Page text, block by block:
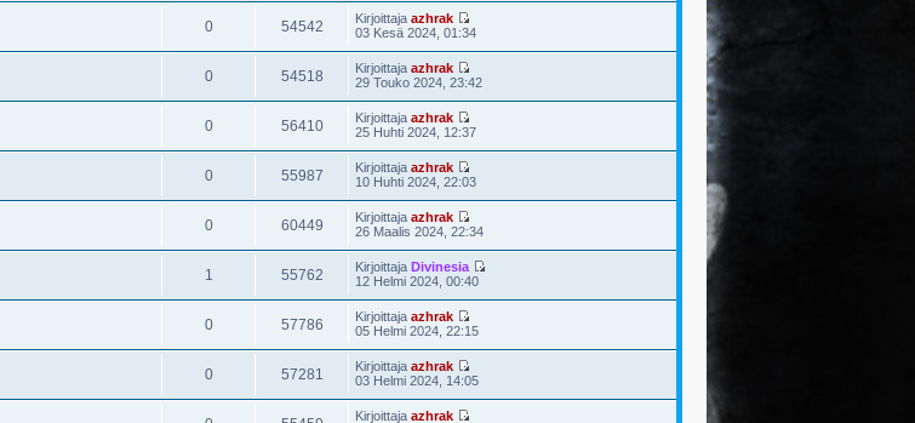
0 54542 Kirjoittaja azhrak
03 Kesä 2024, 01:34
0 54518 Kirjoittaja azhrak
29 Touko 2024, 23:42
0 56410 Kirjoittaja azhrak
25 Huhti 2024, 12:37
0 55987 Kirjoittaja azhrak
10 Huhti 2024, 22:03
0 60449 Kirjoittaja azhrak
26 Maalis 2024, 22:34
1 55762 Kirjoittaja Divinesia
12 Helmi 2024, 00:40
0 57786 Kirjoittaja azhrak
05 Helmi 2024, 22:15
0 57281 Kirjoittaja azhrak
03 Helmi 2024, 14:05
Kirjoittaja azhrak